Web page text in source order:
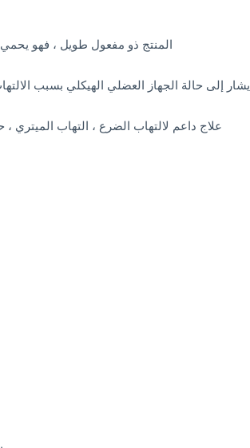
– المنتج ذو مفعول طويل ، فهو يحمي أكثر بـ15 – 30 مرة من
– يشار إلى حالة الجهاز العضلي الهيكلي بسبب
– علاج داعم لالتهاب الضرع ، التهاب الميتري